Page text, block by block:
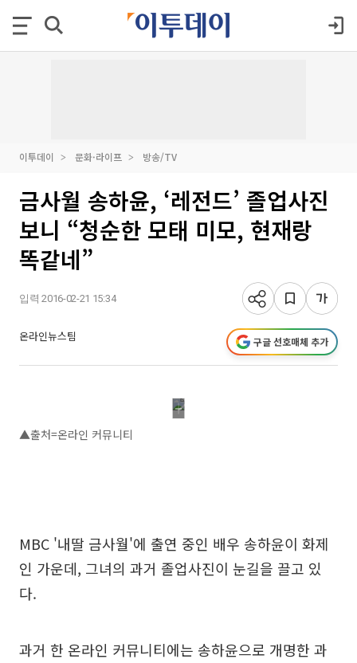
이투데이 문화·라이프 방송/TV
금사월 송하윤, ‘레전드’ 졸업사진
보니 “청순한 모태 미모, 현재랑
똑같네”
입력 2016-02-21 15:34
온라인뉴스팀 구글 선호매체 추가
▲출처=온라인 커뮤니티
MBC '내딸 금사월'에 출연 중인 배우 송하윤이 화제
인 가운데, 그녀의 과거 졸업사진이 눈길을 끌고 있
다.
과거 한 온라인 커뮤니티에는 송하윤으로 개명한 과